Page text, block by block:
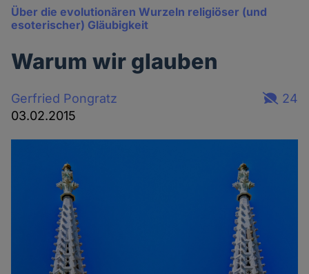
Über die evolutionären Wurzeln religiöser (und
esoterischer) Gläubigkeit
Warum wir glauben
Gerfried Pongratz
03.02.2015
24